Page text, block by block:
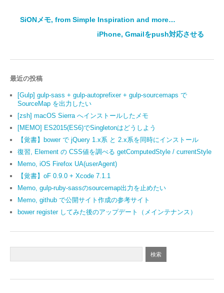
SiONメモ, from Simple Inspiration and more…
iPhone, Gmailをpush対応させる
最近の投稿
[Gulp] gulp-sass + gulp-autoprefixer + gulp-sourcemaps で
SourceMap を出力したい
[zsh] macOS Sierra へインストールしたメモ
[MEMO] ES2015(ES6)でSingletonはどうしよう
【覚書】bower で jQuery 1.x系 と 2.x系を同時にインストール
復習, Element の CSS値を調べる getComputedStyle / currentStyle
Memo, iOS Firefox UA(userAgent)
【覚書】oF 0.9.0 + Xcode 7.1.1
Memo, gulp-ruby-sassのsourcemap出力を止めたい
Memo, github で公開サイト作成の参考サイト
bower register してみた後のアップデート（メインテナンス）